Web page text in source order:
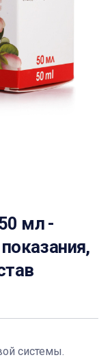
мл -
системы.